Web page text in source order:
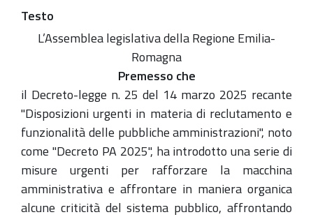
Testo
L’Assemblea legislativa della Regione Emilia-
Romagna
Premesso che
il Decreto-legge n. 25 del 14 marzo 2025 recante
"Disposizioni urgenti in materia di reclutamento e
funzionalità delle pubbliche amministrazioni", noto
come "Decreto PA 2025", ha introdotto una serie di
misure urgenti per rafforzare la macchina
amministrativa e affrontare in maniera organica
alcune criticità del sistema pubblico, affrontando